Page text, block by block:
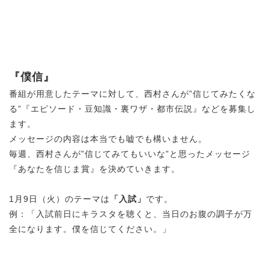
『僕信』
番組が用意したテーマに対して、西村さんが”信じてみたくな
る”『エピソード・豆知識・裏ワザ・都市伝説』などを募集し
ます。
メッセージの内容は本当でも嘘でも構いません。
毎週、西村さんが”信じてみてもいいな”と思ったメッセージ
『あなたを信じま賞』を決めていきます。
1月9日（火）のテーマは 「入試」 です。
例：「入試前日にキラスタを聴くと、当日のお腹の調子が万
全になります。僕を信じてください。」